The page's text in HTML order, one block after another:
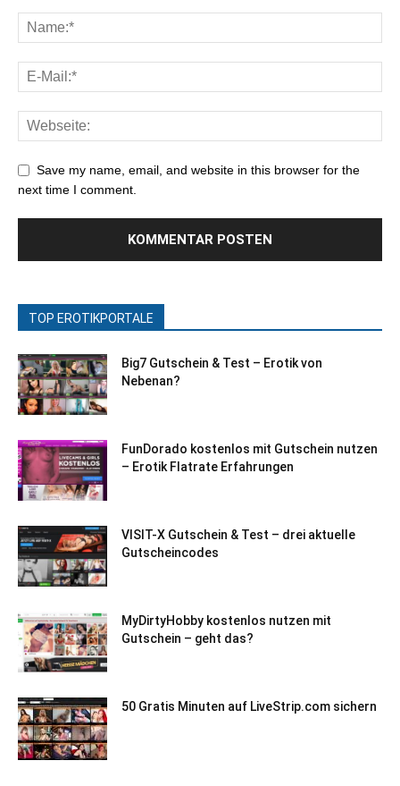
Save my name, email, and website in this browser for the
next time I comment.
TOP EROTIKPORTALE
Big7 Gutschein & Test – Erotik von
Nebenan?
FunDorado kostenlos mit Gutschein nutzen
– Erotik Flatrate Erfahrungen
VISIT-X Gutschein & Test – drei aktuelle
Gutscheincodes
MyDirtyHobby kostenlos nutzen mit
Gutschein – geht das?
50 Gratis Minuten auf LiveStrip.com sichern